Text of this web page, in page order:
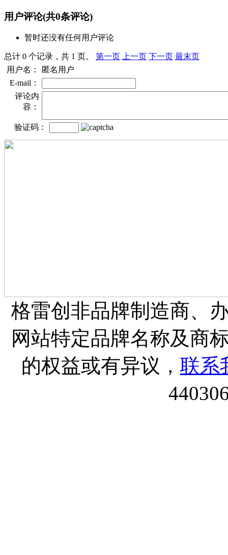
用户评论(共0条评论)
暂时还没有任何用户评论
总计 0 个记录，共 1 页。 第一页 上一页 下一页 最末页
用户名：
匿名用户
E-mail：
评论内
容：
验证码：
格雷创非品牌制造商、
网站特定品牌名称及商
的权益或有异议， 联系